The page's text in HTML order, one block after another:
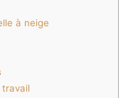
à neige